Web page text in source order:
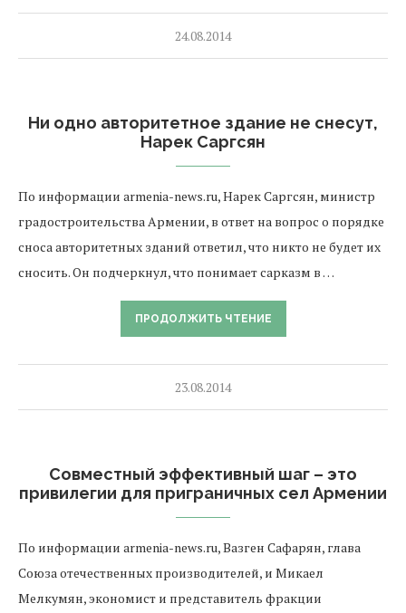
24.08.2014
Ни одно авторитетное здание не снесут,
Нарек Саргсян
По информации armenia-news.ru, Нарек Саргсян, министр
градостроительства Армении, в ответ на вопрос о порядке
сноса авторитетных зданий ответил, что никто не будет их
сносить. Он подчеркнул, что понимает сарказм в …
ПРОДОЛЖИТЬ ЧТЕНИЕ
23.08.2014
Совместный эффективный шаг – это
привилегии для приграничных сел Армении
По информации armenia-news.ru, Вазген Сафарян, глава
Союза отечественных производителей, и Микаел
Мелкумян, экономист и представитель фракции